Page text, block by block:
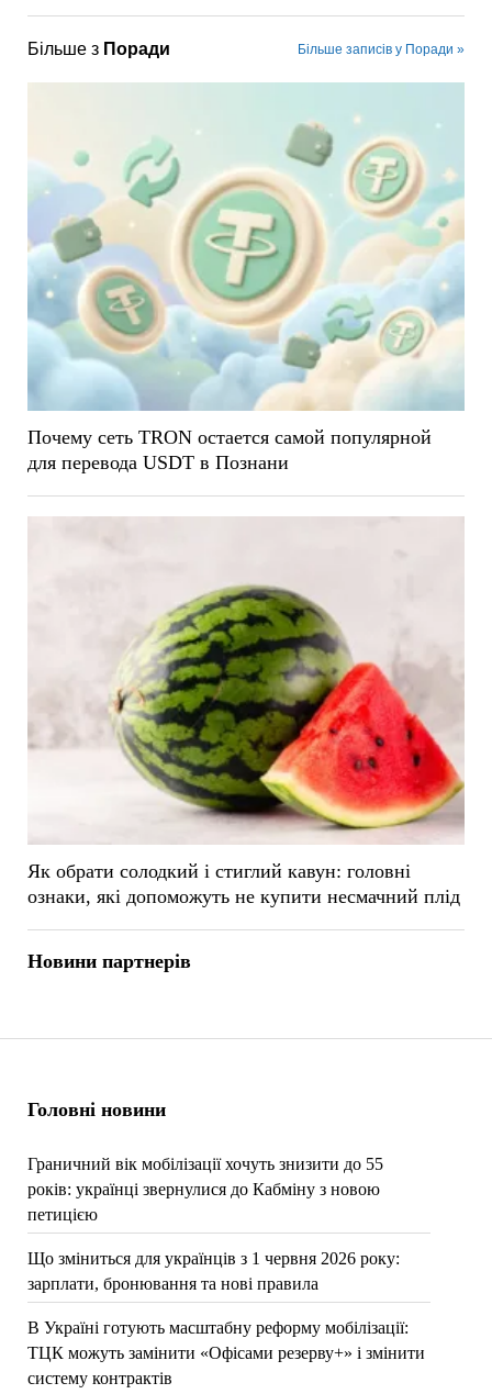
Головні новини
Граничний вік мобілізації хочуть знизити до 55
років: українці звернулися до Кабміну з новою
петицією
Що зміниться для українців з 1 червня 2026 року:
зарплати, бронювання та нові правила
В Україні готують масштабну реформу мобілізації:
ТЦК можуть замінити «Офісами резерву+» і змінити
систему контрактів
Більше з Поради Більше записів у Поради »
Почему сеть TRON остается самой популярной
для перевода USDT в Познани
Як обрати солодкий і стиглий кавун: головні
ознаки, які допоможуть не купити несмачний плід
Новини партнерів